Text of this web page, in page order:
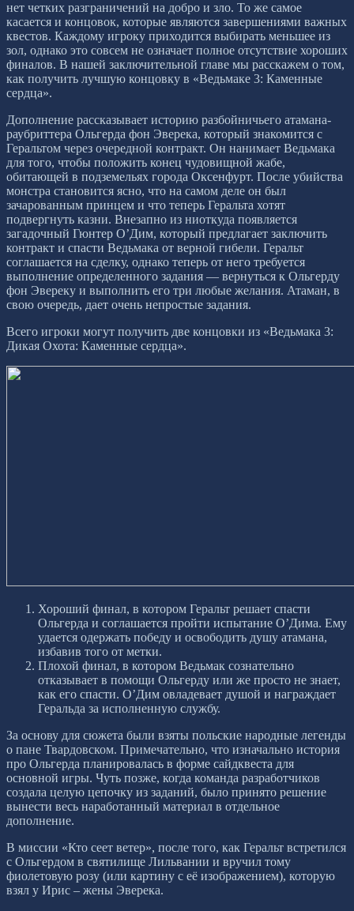
нет четких разграничений на добро и зло. То же самое
касается и концовок, которые являются завершениями важных
квестов. Каждому игроку приходится выбирать меньшее из
зол, однако это совсем не означает полное отсутствие хороших
финалов. В нашей заключительной главе мы расскажем о том,
как получить лучшую концовку в «Ведьмаке 3: Каменные
сердца».
Дополнение рассказывает историю разбойничьего атамана-
раубриттера Ольгерда фон Эверека, который знакомится с
Геральтом через очередной контракт. Он нанимает Ведьмака
для того, чтобы положить конец чудовищной жабе,
обитающей в подземельях города Оксенфурт. После убийства
монстра становится ясно, что на самом деле он был
зачарованным принцем и что теперь Геральта хотят
подвергнуть казни. Внезапно из ниоткуда появляется
загадочный Гюнтер О’Дим, который предлагает заключить
контракт и спасти Ведьмака от верной гибели. Геральт
соглашается на сделку, однако теперь от него требуется
выполнение определенного задания — вернуться к Ольгерду
фон Эвереку и выполнить его три любые желания. Атаман, в
свою очередь, дает очень непростые задания.
Всего игроки могут получить две концовки из «Ведьмака 3:
Дикая Охота: Каменные сердца».
Хороший финал, в котором Геральт решает спасти
Ольгерда и соглашается пройти испытание О’Дима. Ему
удается одержать победу и освободить душу атамана,
избавив того от метки.
Плохой финал, в котором Ведьмак сознательно
отказывает в помощи Ольгерду или же просто не знает,
как его спасти. О’Дим овладевает душой и награждает
Геральда за исполненную службу.
За основу для сюжета были взяты польские народные легенды
о пане Твардовском. Примечательно, что изначально история
про Ольгерда планировалась в форме сайдквеста для
основной игры. Чуть позже, когда команда разработчиков
создала целую цепочку из заданий, было принято решение
вынести весь наработанный материал в отдельное
дополнение.
В миссии «Кто сеет ветер», после того, как Геральт встретился
с Ольгердом в святилище Лильвании и вручил тому
фиолетовую розу (или картину с её изображением), которую
взял у Ирис – жены Эверека.